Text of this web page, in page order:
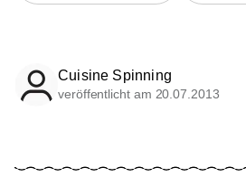
Cuisine Spinning
veröffentlicht am 20.07.2013